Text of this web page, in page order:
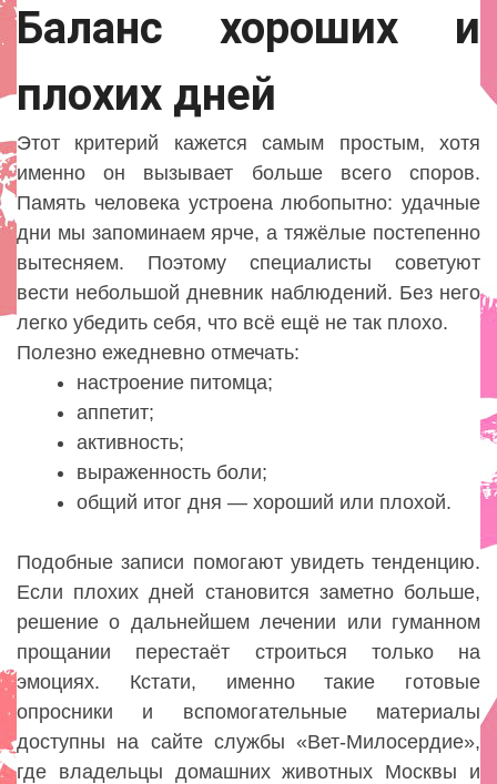
Баланс хороших и
плохих дней
Этот критерий кажется самым простым, хотя
именно он вызывает больше всего споров.
Память человека устроена любопытно: удачные
дни мы запоминаем ярче, а тяжёлые постепенно
вытесняем. Поэтому специалисты советуют
вести небольшой дневник наблюдений. Без него
легко убедить себя, что всё ещё не так плохо.
Полезно ежедневно отмечать:
настроение питомца;
аппетит;
активность;
выраженность боли;
общий итог дня — хороший или плохой.
Подобные записи помогают увидеть тенденцию.
Если плохих дней становится заметно больше,
решение о дальнейшем лечении или гуманном
прощании перестаёт строиться только на
эмоциях. Кстати, именно такие готовые
опросники и вспомогательные материалы
доступны на сайте службы «Вет-Милосердие»,
где владельцы домашних животных Москвы и